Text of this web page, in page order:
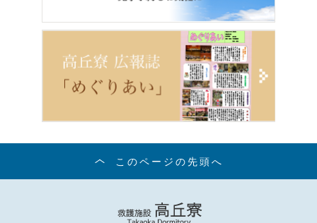
このページの先頭へ